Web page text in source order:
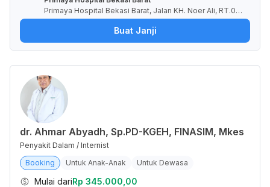
Primaya Hospital Bekasi Barat, Jalan KH. Noer Ali, RT.00
1/RW.009, Kayuringin Jaya, Kota Bekasi, Jawa Barat, Indo
Buat Janji
dr. Ahmar Abyadh, Sp.PD-KGEH, FINASIM, Mkes
Penyakit Dalam / Internist
Booking
Untuk Anak-Anak Untuk Dewasa
Mulai dariRp 345.000,00